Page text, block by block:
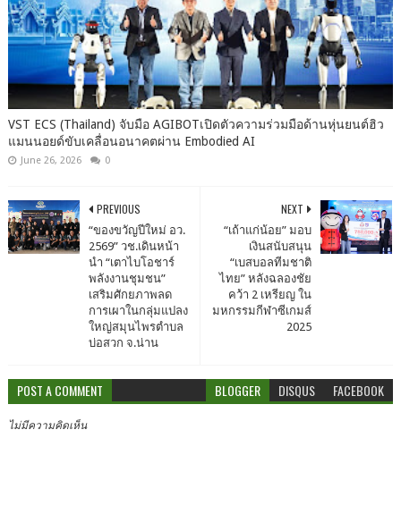
VST ECS (Thailand) จับมือ AGIBOTเปิดตัวความร่วมมือด้านหุ่นยนต์ฮิว
แมนนอยด์ขับเคลื่อนอนาคตผ่าน Embodied AI
June 26, 2026 0
NEXT
“เถ้าแก่น้อย” มอบ
เงินสนับสนุน
“เบสบอลทีมชาติ
ไทย” หลังฉลองชัย
คว้า 2 เหรียญ ใน
มหกรรมกีฬาซีเกมส์
2025
PREVIOUS
“ของขวัญปีใหม่ อว.
2569” วช.เดินหน้า
นำ “เตาไบโอชาร์
พลังงานชุมชน”
เสริมศักยภาพลด
การเผาในกลุ่มแปลง
ใหญ่สมุนไพรตำบล
บ่อสวก จ.น่าน
POST A COMMENT BLOGGER DISQUS FACEBOOK
ไม่มีความคิดเห็น